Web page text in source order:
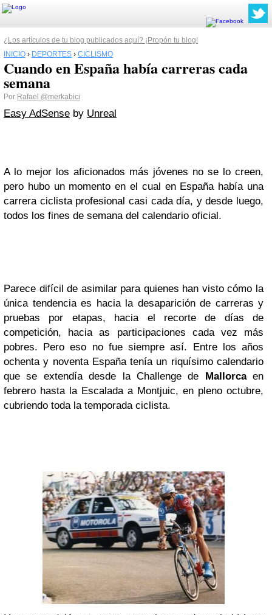
¿Los artículos de tu blog publicados aquí? ¡Propón tu blog!
INICIO › DEPORTES › CICLISMO
Cuando en España había carreras cada
semana
Por Rafael @merkabici
Easy AdSense by Unreal
A lo mejor los aficionados más jóvenes no se lo creen,
pero hubo un momento en el cual en España había una
carrera ciclista profesional casi cada día, y desde luego,
todos los fines de semana del calendario oficial.
Parece difícil de asimilar para quienes han visto cómo la
única tendencia es hacia la desaparición de carreras y
pruebas por etapas, hacia el recorte de días de
competición, hacia as participaciones cada vez más
pobres. Pero eso no fue siempre así. Entre los años
ochenta y noventa España tenía un riquísimo calendario
que se extendía desde la Challenge de Mallorcaen
febrero hasta la Escalada a Montjuic, en pleno octubre,
cubriendo toda la temporada ciclista.